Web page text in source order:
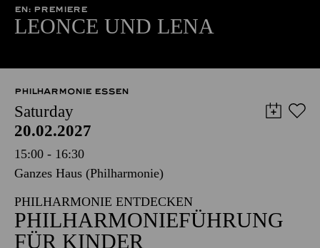
EN: PREMIERE
LEONCE UND LENA
PHILHARMONIE ESSEN
Saturday
20.02.2027
15:00 - 16:30
Ganzes Haus (Philharmonie)
PHILHARMONIE ENTDECKEN
PHILHARMONIEFÜHRUNG
FÜR KINDER